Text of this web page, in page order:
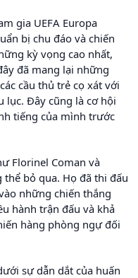
gia UEFA Europa
bị chu đáo và chiến
kỳ vọng cao nhất,
đã mang lại những
cầu thủ trẻ cọ xát với
lục. Đây cũng là cơ hội
tiếng của mình trước
Florinel Coman và
bỏ qua. Họ đã thi đấu
những chiến thắng
hành trận đấu và khả
hàng phòng ngự đối
sự dẫn dắt của huấn